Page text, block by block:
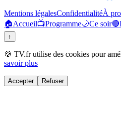
Mentions légalesConfidentialitéÀ
🏠Accueil📺Programme🌙Ce soir🔴
↑
🍪 TV.fr utilise des cookies pour
savoir plus
Accepter Refuser